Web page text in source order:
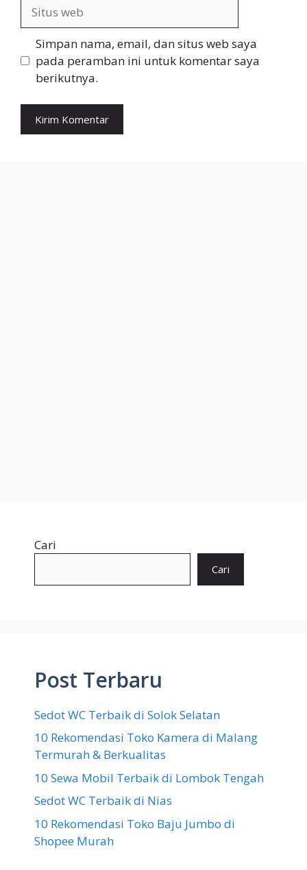
web
Simpan nama, email, dan situs web saya
pada peramban ini untuk komentar saya
berikutnya.
Cari
Cari
Post Terbaru
Sedot WC Terbaik di Solok Selatan
10 Rekomendasi Toko Kamera di Malang
Termurah & Berkualitas
10 Sewa Mobil Terbaik di Lombok Tengah
Sedot WC Terbaik di Nias
10 Rekomendasi Toko Baju Jumbo di
Shopee Murah